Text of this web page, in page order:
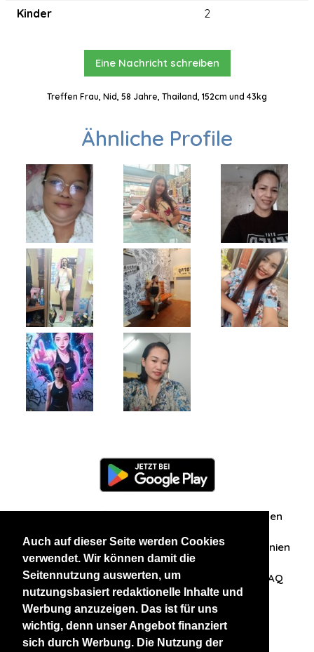
Auch auf dieser Seite werden Cookies
verwendet. Wir können damit die
Seitennutzung auswerten, um
nutzungsbasiert redaktionelle Inhalte und
Werbung anzuzeigen. Das ist für uns
wichtig, denn unser Angebot finanziert
sich durch Werbung. Die Nutzung der
Kinder
2
Eine Nachricht schreiben
Treffen Frau, Nid, 58 Jahre, Thailand, 152cm und 43kg
Ähnliche Profile
Zuschriften/Erfahrungen
Datenschutzerklärung AGB Datenschutzrichtlinien
Nehmen Sie Kontakt mit uns auf FAQ
Unsere anderen Websites